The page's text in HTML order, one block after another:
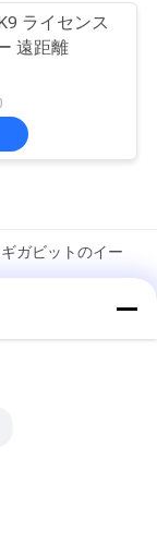
ライセンス
遠距離
ガビットのイー
ク モジュールの
ドラムのWifiの